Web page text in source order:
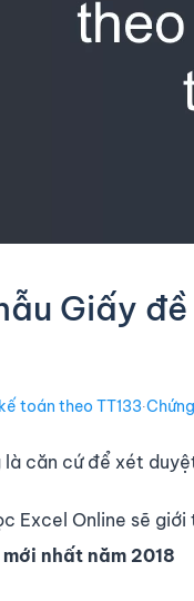
Giấy
toán theo TT133∙
là căn cứ để xét
Excel Online sẽ giới
nhất năm 2018